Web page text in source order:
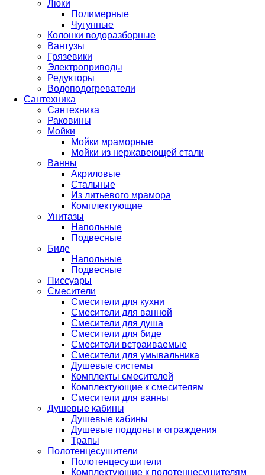
Люки
Полимерные
Чугунные
Колонки водоразборные
Вантузы
Грязевики
Электроприводы
Редукторы
Водоподогреватели
Сантехника
Сантехника
Раковины
Мойки
Мойки мраморные
Мойки из нержавеющей стали
Ванны
Акриловые
Стальные
Из литьевого мрамора
Комплектующие
Унитазы
Напольные
Подвесные
Биде
Напольные
Подвесные
Писсуары
Смесители
Смесители для кухни
Смесители для ванной
Смесители для душа
Смесители для биде
Смесители встраиваемые
Смесители для умывальника
Душевые системы
Комплекты смесителей
Комплектующие к смесителям
Смесители для ванны
Душевые кабины
Душевые кабины
Душевые поддоны и ограждения
Трапы
Полотенцесушители
Полотенцесушители
Комплектующие к полотенцесушителям